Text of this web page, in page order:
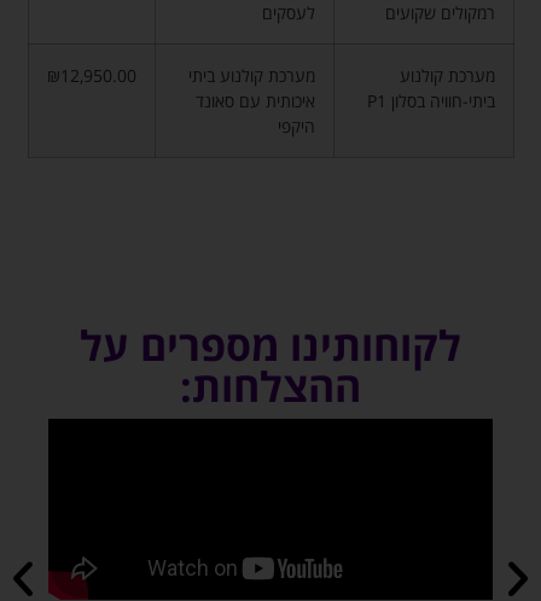
רמקולים שקועים
לעסקים
מערכת קולנוע
ביתי-חוויה בסלון P1
מערכת קולנוע ביתי
איכותית עם סאונד
היקפי
₪12,950.00
לקוחותינו מספרים על
ההצלחות: